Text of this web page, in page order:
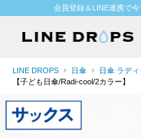
会員登録＆LINE連携で
LINE DROPS 日傘 日傘 ラディ
【子ども日傘/Radi-cool/2カラー】